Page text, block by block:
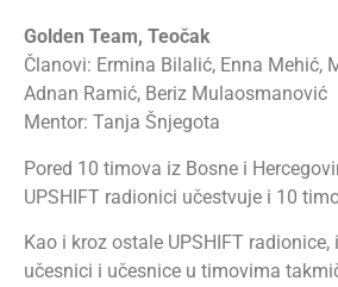
Golden Team, Teočak
Članovi: Ermina Bilalić, Enna Mehić,
Adnan Ramić, Beriz Mulaosmanović
Mentor: Tanja Šnjegota
Pored 10 timova iz Bosne i
UPSHIFT radionici učestvuje i 10
Kao i kroz ostale UPSHIFT
učesnici i učesnice u timovima